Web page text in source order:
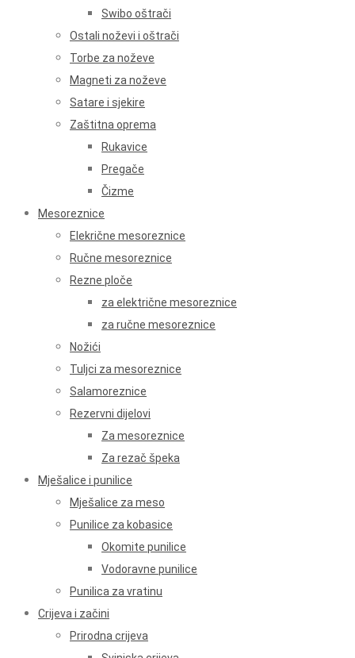
Swibo oštrači
Ostali noževi i oštrači
Torbe za noževe
Magneti za noževe
Satare i sjekire
Zaštitna oprema
Rukavice
Pregače
Čizme
Mesoreznice
Elekrične mesoreznice
Ručne mesoreznice
Rezne ploče
za električne mesoreznice
za ručne mesoreznice
Nožići
Tuljci za mesoreznice
Salamoreznice
Rezervni dijelovi
Za mesoreznice
Za rezač špeka
Mješalice i punilice
Mješalice za meso
Punilice za kobasice
Okomite punilice
Vodoravne punilice
Punilica za vratinu
Crijeva i začini
Prirodna crijeva